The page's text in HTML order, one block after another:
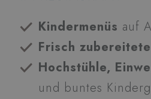
Kindermenüs auf
Frisch
Hochstühle,
und buntes